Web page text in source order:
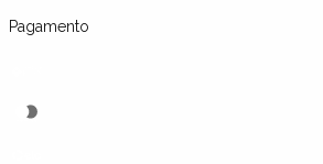
Pagamento